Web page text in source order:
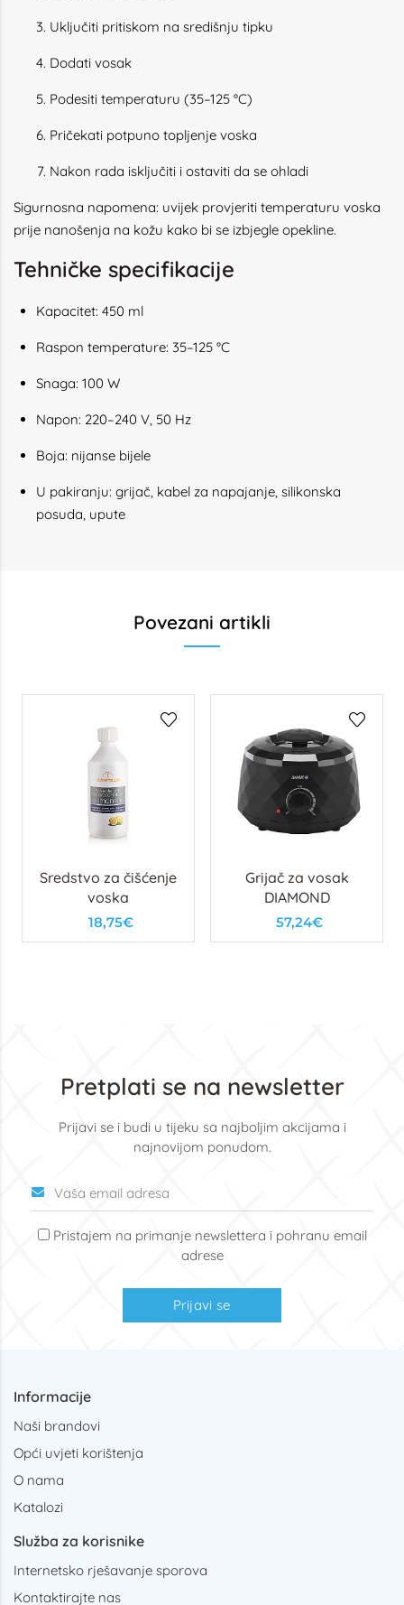
Uključiti pritiskom na središnju tipku
Dodati vosak
Podesiti temperaturu (35–125 °C)
Pričekati potpuno topljenje voska
Nakon rada isključiti i ostaviti da se ohladi
Sigurnosna napomena: uvijek provjeriti temperaturu voska
prije nanošenja na kožu kako bi se izbjegle opekline.
Tehničke specifikacije
Kapacitet: 450 ml
Raspon temperature: 35–125 °C
Snaga: 100 W
Napon: 220–240 V, 50 Hz
Boja: nijanse bijele
U pakiranju: grijač, kabel za napajanje, silikonska
posuda, upute
Povezani artikli
Sredstvo za čišćenje
voska
18,75€
Grijač za vosak
DIAMOND
57,24€
Pretplati se na newsletter
Prijavi se i budi u tijeku sa najboljim akcijama i
najnovijom ponudom.
Pristajem na primanje newslettera i pohranu email
adrese
Prijavi se
Informacije
Naši brandovi
Opći uvjeti korištenja
O nama
Katalozi
Služba za korisnike
Internetsko rješavanje sporova
Kontaktirajte nas